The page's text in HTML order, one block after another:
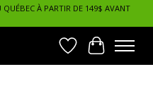
À PARTIR DE 149$ AVANT
Liste dePanier